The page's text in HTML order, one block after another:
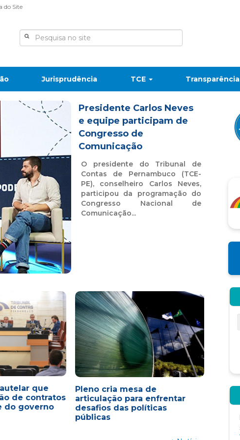
do Site
Jurisprudência TCE Transparência
Presidente Carlos Neves
e equipe participam de
Congresso de
Comunicação
O presidente do Tribunal de
Contas de Pernambuco (TCE-
PE), conselheiro Carlos Neves,
participou da programação do
Congresso Nacional de
Comunicação...
que
de contratos
do governo
Pleno cria mesa de
articulação para enfrentar
desafios das políticas
públicas